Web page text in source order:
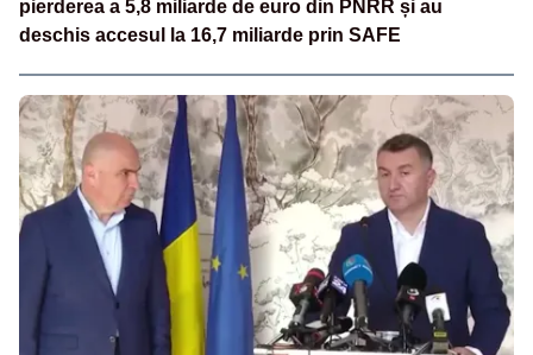
pierderea a 5,8 miliarde de euro din PNRR și au
deschis accesul la 16,7 miliarde prin SAFE